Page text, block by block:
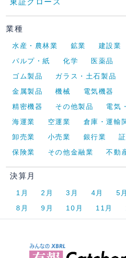
東証グロース
業種
水産・農林業 鉱業 建設業
パルプ・紙
化学 医薬品
ゴム製品
ガラス・土石製品
金属製品
機械 電気機器
精密機器
その他製品 電気
海運業
空運業 倉庫・運輸
卸売業
小売業 銀行業
保険業
その他金融業 不動
決算月
1月 2月 3月 4月 5月
8月
9月 10月 11月